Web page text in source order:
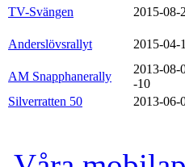
TV-Svängen
2015-08-
Anderslövsrallyt
2015-04-
AM Snapphanerally
2013-08-
-10
Silverratten 50
2013-06-